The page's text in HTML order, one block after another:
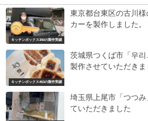
キッチンボックス350の製作実績
東京都台東区の古川
カーを製作しました。
キッチンボックス453の製作実績
茨城県つくば市「우
製作させていただきま
埼玉県上尾市「つつ
ていただきました